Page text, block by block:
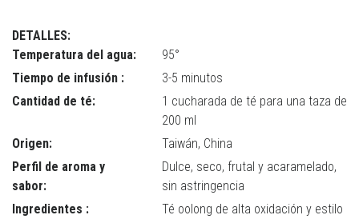
DETALLES:
Temperatura del agua:
95°
Tiempo de infusión :
3-5 minutos
Cantidad de té:
1 cucharada de té para una taza de
200 ml
Origen:
Taiwán, China
Perfil de aroma y
sabor:
Dulce, seco, frutal y acaramelado,
sin astringencia
Ingredientes :
Té oolong de alta oxidación y estilo